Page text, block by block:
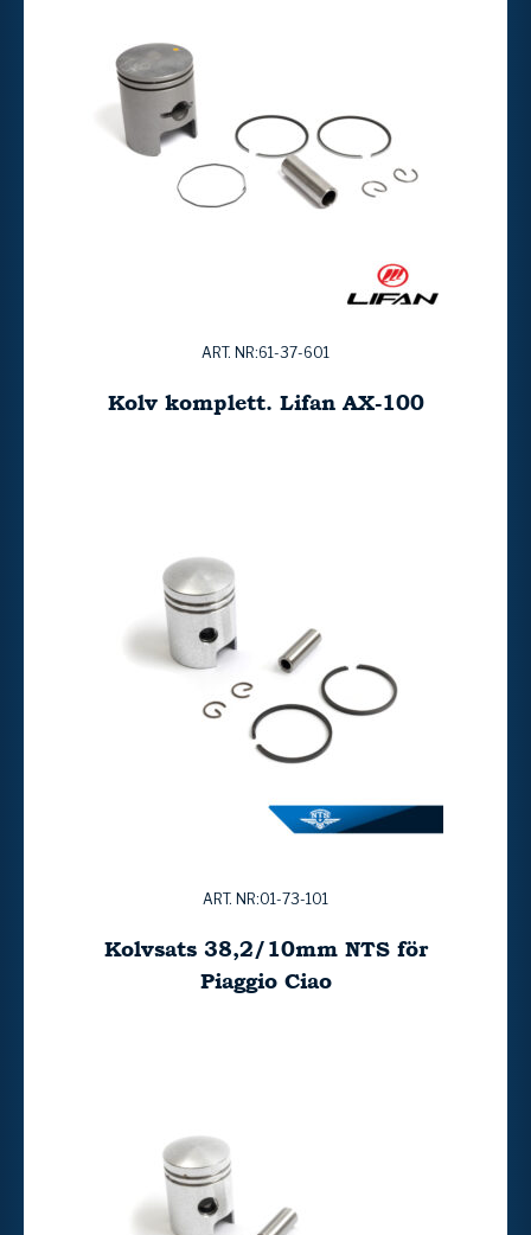
ART. NR:61-37-601
Kolv komplett. Lifan AX-100
ART. NR:01-73-101
Kolvsats 38,2/10mm NTS för
Piaggio Ciao